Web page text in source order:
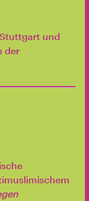
Stuttgart und
der